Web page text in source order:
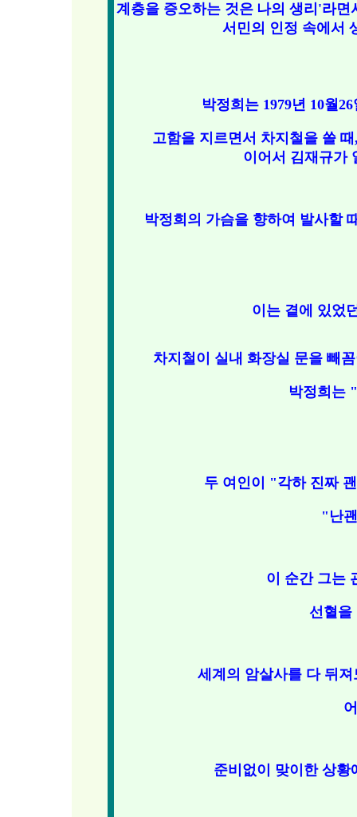
계층을 증오하는 것은 나의 생리'라면
서민의 인정 속에서
박정희는 1979년 10월
고함을 지르면서 차지철을 쏠 때
이어서 김재규가
박정희의 가슴을 향하여 발사할
이는 곁에 있었
차지철이 실내 화장실 문을 빼
박정희는
두 여인이 "각하 진짜
"난
이 순간 그는
선혈을
세계의 암살사를 다 뒤져
준비없이 맞이한 상황